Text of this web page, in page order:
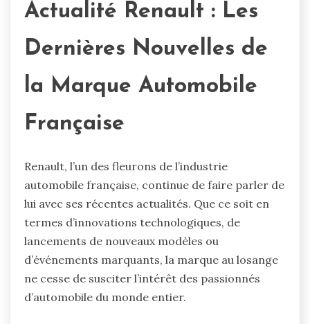
Actualité Renault : Les
Dernières Nouvelles de
la Marque Automobile
Française
Renault, l’un des fleurons de l’industrie
automobile française, continue de faire parler de
lui avec ses récentes actualités. Que ce soit en
termes d’innovations technologiques, de
lancements de nouveaux modèles ou
d’événements marquants, la marque au losange
ne cesse de susciter l’intérêt des passionnés
d’automobile du monde entier.